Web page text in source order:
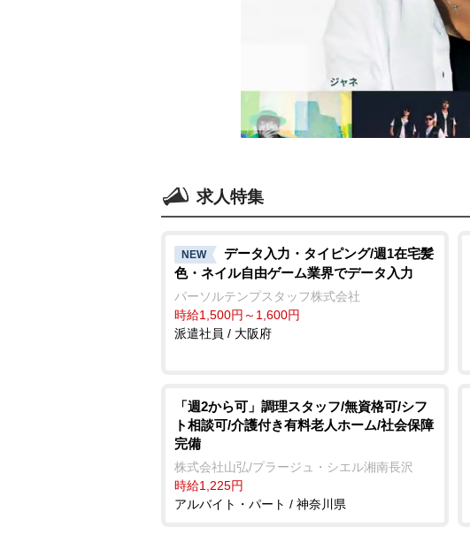
求人特集
NEW
データ入力・タイピング/週1在宅髪
色・ネイル自由ゲーム業界でデータ入力
パーソルテンプスタッフ株式会社
時給1,500円～1,600円
派遣社員 / 大阪府
「週2から可」調理スタッフ/無資格可/シフ
ト相談可/介護付き有料老人ホーム/社会保障
完備
株式会社山弘/プラージュ・シエル湘南長沢
時給1,225円
アルバイト・パート / 神奈川県